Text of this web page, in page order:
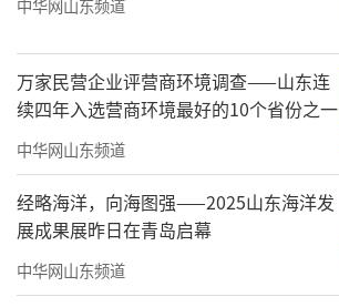
大学具有里程碑意义。
中华网山东频道
万家民营企业评营商环境调查——山东连
续四年入选营商环境最好的10个省份之一
中华网山东频道
经略海洋，向海图强——2025山东海洋发
展成果展昨日在青岛启幕
中华网山东频道